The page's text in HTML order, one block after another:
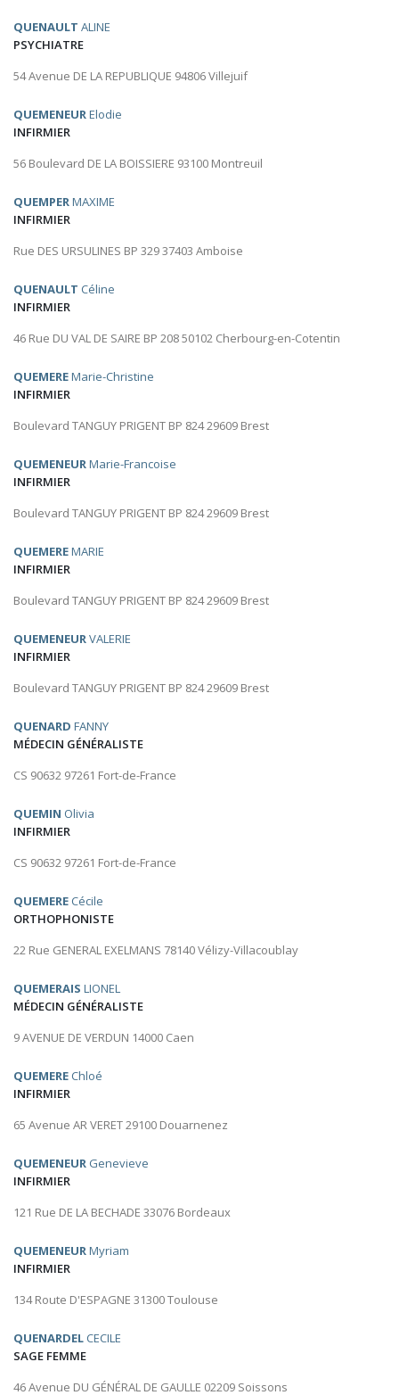
QUENAULT ALINE
PSYCHIATRE
54 Avenue DE LA REPUBLIQUE 94806 Villejuif
QUEMENEURElodie
INFIRMIER
56 Boulevard DE LA BOISSIERE 93100 Montreuil
QUEMPERMAXIME
INFIRMIER
Rue DES URSULINES BP 329 37403 Amboise
QUENAULT Céline
INFIRMIER
46 Rue DU VAL DE SAIRE BP 208 50102 Cherbourg-en-Cotentin
QUEMEREMarie-Christine
INFIRMIER
Boulevard TANGUY PRIGENT BP 824 29609 Brest
QUEMENEURMarie-Francoise
INFIRMIER
Boulevard TANGUY PRIGENT BP 824 29609 Brest
QUEMEREMARIE
INFIRMIER
Boulevard TANGUY PRIGENT BP 824 29609 Brest
QUEMENEURVALERIE
INFIRMIER
Boulevard TANGUY PRIGENT BP 824 29609 Brest
QUENARD FANNY
MÉDECIN GÉNÉRALISTE
CS 90632 97261 Fort-de-France
QUEMIN Olivia
INFIRMIER
CS 90632 97261 Fort-de-France
QUEMERE Cécile
ORTHOPHONISTE
22 Rue GENERAL EXELMANS 78140 Vélizy-Villacoublay
QUEMERAIS LIONEL
MÉDECIN GÉNÉRALISTE
9 AVENUE DE VERDUN 14000 Caen
QUEMERE Chloé
INFIRMIER
65 Avenue AR VERET 29100 Douarnenez
QUEMENEUR Genevieve
INFIRMIER
121 Rue DE LA BECHADE 33076 Bordeaux
QUEMENEURMyriam
INFIRMIER
134 Route D'ESPAGNE 31300 Toulouse
QUENARDEL CECILE
SAGE FEMME
46 Avenue DU GÉNÉRAL DE GAULLE 02209 Soissons